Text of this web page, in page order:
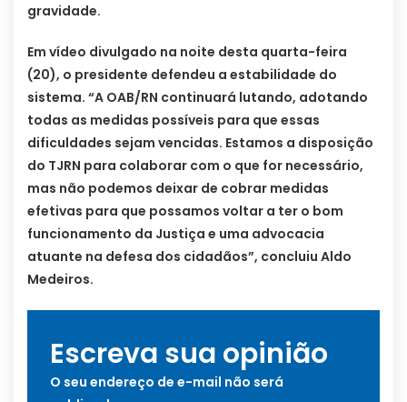
gravidade.
Em vídeo divulgado na noite desta quarta-feira
(20), o presidente defendeu a estabilidade do
sistema. “A OAB/RN continuará lutando, adotando
todas as medidas possíveis para que essas
dificuldades sejam vencidas. Estamos a disposição
do TJRN para colaborar com o que for necessário,
mas não podemos deixar de cobrar medidas
efetivas para que possamos voltar a ter o bom
funcionamento da Justiça e uma advocacia
atuante na defesa dos cidadãos”, concluiu Aldo
Medeiros.
Escreva sua opinião
O seu endereço de e-mail não será